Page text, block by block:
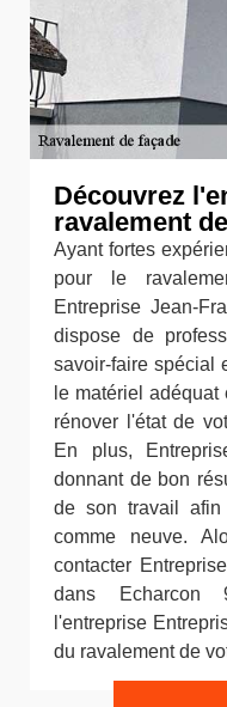
Découvrez
ravalement
Ayant fortes
pour le
Entreprise Jean-
dispose de
savoir-faire spécial
le matériel
rénover l'état de
En plus,
donnant de bon
de son travail afin
comme neuve.
contacter
dans Echarcon
l'entreprise
du ravalement de